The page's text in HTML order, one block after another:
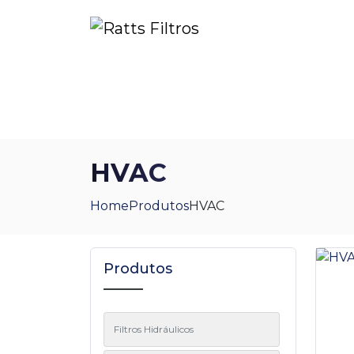
HVAC
Home ProdutosHVAC
Produtos
Filtros Hidráulicos